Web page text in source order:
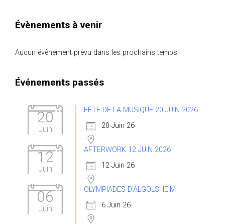
Évènements à venir
Aucun évènement prévu dans les prochains temps
Événements passés
20
Juin
FÊTE DE LA MUSIQUE 20 JUIN 2026
20 Juin 26
12
Juin
AFTERWORK 12 JUIN 2026
12 Juin 26
06
Juin
OLYMPIADES D'ALGOLSHEIM
6 Juin 26